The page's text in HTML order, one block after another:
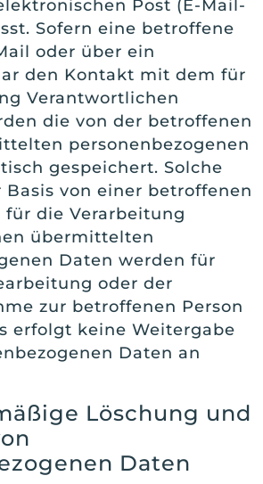
Post (E-Mail-
Sofern eine betroffene
oder über ein
den Kontakt mit dem für
Verantwortlichen
die von der betroffenen
personenbezogenen
gespeichert. Solche
von einer betroffenen
für die Verarbeitung
übermittelten
Daten werden für
oder der
zur betroffenen Person
erfolgt keine Weitergabe
Daten an
Löschung und
Daten